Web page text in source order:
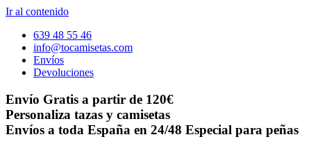
Ir al contenido
639 48 55 46
info@tocamisetas.com
Envíos
Devoluciones
Envío Gratis a partir de 120€
Personaliza tazas y camisetas
Envíos a toda España en 24/48 Especial para peñas